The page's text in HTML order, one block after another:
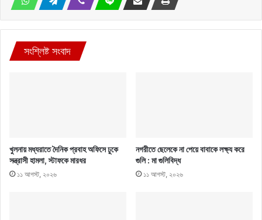
সংশ্লিষ্ট সংবাদ
খুলনায় মধ্যরাতে দৈনিক প্রবাহ অফিসে ঢুকে
সন্ত্রাসী হামলা, স্টাফকে মারধর
১১ আগস্ট, ২০২৬
নগরীতে ছেলেকে না পেয়ে বাবাকে লক্ষ্য করে
গুলি : মা গুলিবিদ্ধ
১১ আগস্ট, ২০২৬